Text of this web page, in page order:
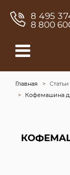
8 495
8 800
Главная
Кофемашина